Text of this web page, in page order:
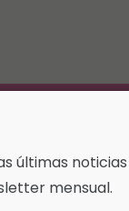
últimas noticias
mensual.